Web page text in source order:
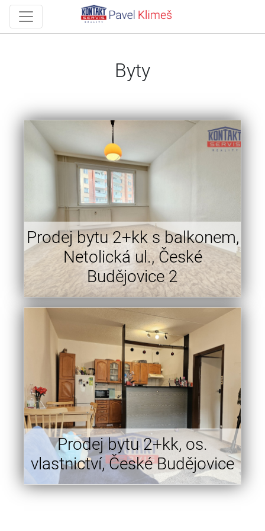
Byty
Prodej bytu 2+kk s balkonem,
Netolická ul., České
Budějovice 2
Prodej bytu 2+kk, os.
vlastnictví, České Budějovice